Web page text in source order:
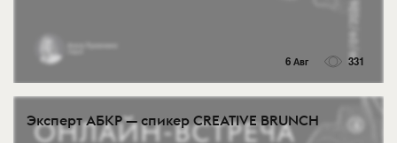
6 Авг 331
Эксперт АБКР — спикер CREATIVE BRUNCH